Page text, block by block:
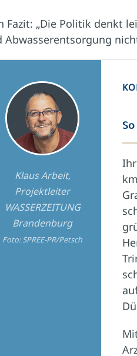
Fazit: „Die Politik denkt
Abwasserentsorgung
Klaus Arbeit,
Projektleiter
WASSERZEITUNG
Brandenburg
Foto: SPREE-PR/Petsch